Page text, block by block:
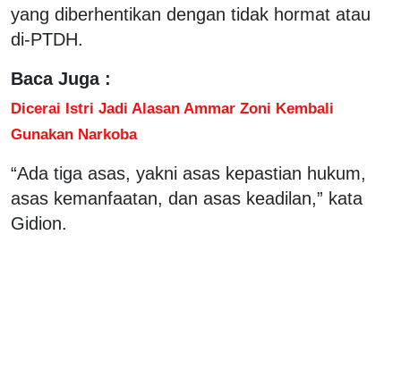
yang diberhentikan dengan tidak hormat atau
di-PTDH.
Baca Juga :
Dicerai Istri Jadi Alasan Ammar Zoni Kembali
Gunakan Narkoba
“Ada tiga asas, yakni asas kepastian hukum,
asas kemanfaatan, dan asas keadilan,” kata
Gidion.